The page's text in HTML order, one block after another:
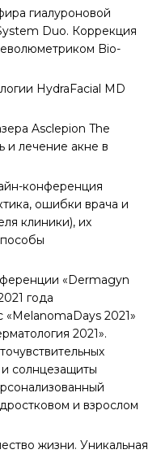
гиалуроновой
Duo. Коррекция
Bio-
HydraFacial MD
Asclepion The
и лечение акне в
конференция
ошибки врача и
клиники), их
«Dermagyn
года
2021»
2021».
солнцезащиты
и взрослом
жизни. Уникальная